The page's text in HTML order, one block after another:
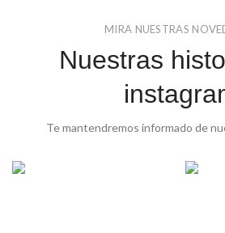
MIRA NUESTRAS
Nuestras
Te mantendremos informado de